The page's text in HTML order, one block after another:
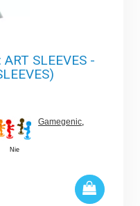
SLEEVES -
Nie
Gamegenic